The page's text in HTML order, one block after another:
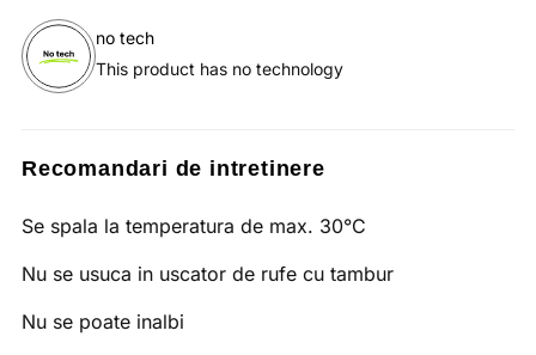
no tech
This product has no technology
Recomandari de intretinere
Se spala la temperatura de max. 30°C
Nu se usuca in uscator de rufe cu tambur
Nu se poate inalbi